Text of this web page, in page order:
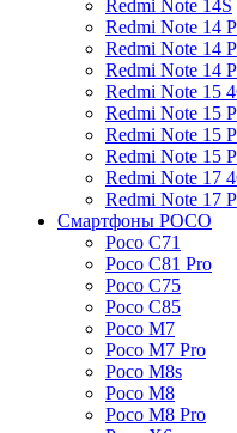
Redmi Note 14S
Redmi Note 14
Redmi Note 14
Redmi Note 14
Redmi Note 15
Redmi Note 15
Redmi Note 15
Redmi Note 15
Redmi Note 17
Redmi Note 17
Смартфоны POCO
Poco C71
Poco C81 Pro
Poco C75
Poco C85
Poco M7
Poco M7 Pro
Poco M8s
Poco M8
Poco M8 Pro